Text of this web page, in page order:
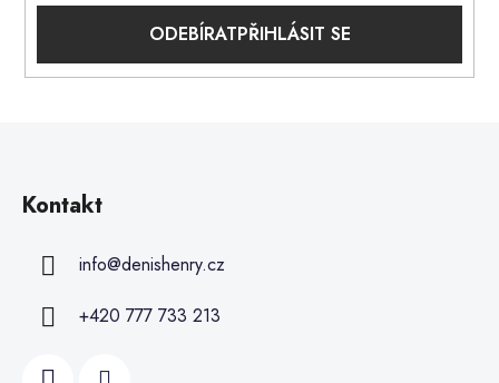
PŘIHLÁSIT SE
Kontakt
info@denishenry.cz
+420 777 733 213